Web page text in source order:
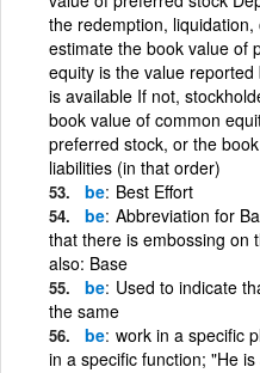
the redemption,
estimate the book value of
equity is the value
is available If not,
book value of common
preferred stock, or the
liabilities (in that order)
be Best Effort
be Abbreviation for
that there is embossing on
also: Base
be Used to indicate
the same
be work in a specific
in a specific function; "He